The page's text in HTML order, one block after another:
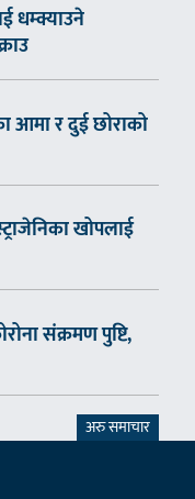
धम्क्याउने
आमा र दुई छोराको
खोपलाई
संक्रमण पुष्टि,
अरु समाचार